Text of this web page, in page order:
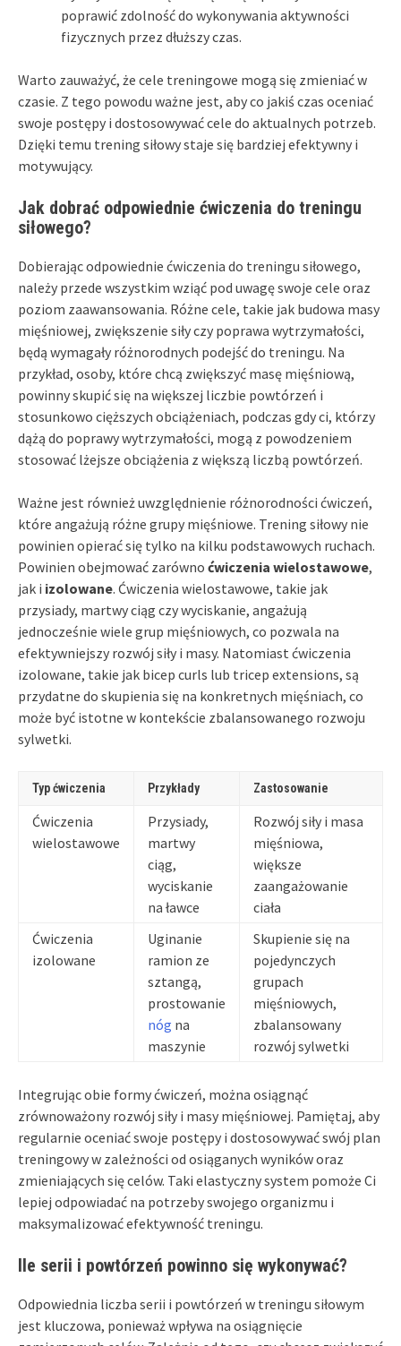
poprawić zdolność do wykonywania aktywności
fizycznych przez dłuższy czas.
Warto zauważyć, że cele treningowe mogą się zmieniać w
czasie. Z tego powodu ważne jest, aby co jakiś czas oceniać
swoje postępy i dostosowywać cele do aktualnych potrzeb.
Dzięki temu trening siłowy staje się bardziej efektywny i
motywujący.
Jak dobrać odpowiednie ćwiczenia do treningu
siłowego?
Dobierając odpowiednie ćwiczenia do treningu siłowego,
należy przede wszystkim wziąć pod uwagę swoje cele oraz
poziom zaawansowania. Różne cele, takie jak budowa masy
mięśniowej, zwiększenie siły czy poprawa wytrzymałości,
będą wymagały różnorodnych podejść do treningu. Na
przykład, osoby, które chcą zwiększyć masę mięśniową,
powinny skupić się na większej liczbie powtórzeń i
stosunkowo cięższych obciążeniach, podczas gdy ci, którzy
dążą do poprawy wytrzymałości, mogą z powodzeniem
stosować lżejsze obciążenia z większą liczbą powtórzeń.
Ważne jest również uwzględnienie różnorodności ćwiczeń,
które angażują różne grupy mięśniowe. Trening siłowy nie
powinien opierać się tylko na kilku podstawowych ruchach.
Powinien obejmować zarówno ćwiczenia wielostawowe,
jak i izolowane. Ćwiczenia wielostawowe, takie jak
przysiady, martwy ciąg czy wyciskanie, angażują
jednocześnie wiele grup mięśniowych, co pozwala na
efektywniejszy rozwój siły i masy. Natomiast ćwiczenia
izolowane, takie jak bicep curls lub tricep extensions, są
przydatne do skupienia się na konkretnych mięśniach, co
może być istotne w kontekście zbalansowanego rozwoju
sylwetki.
Typ ćwiczenia Przykłady Zastosowanie
Ćwiczenia
wielostawowe
Przysiady,
martwy
ciąg,
wyciskanie
na ławce
Rozwój siły i masa
mięśniowa,
większe
zaangażowanie
ciała
Ćwiczenia
izolowane
Uginanie
ramion ze
sztangą,
prostowanie
nóg na
maszynie
Skupienie się na
pojedynczych
grupach
mięśniowych,
zbalansowany
rozwój sylwetki
Integrując obie formy ćwiczeń, można osiągnąć
zrównoważony rozwój siły i masy mięśniowej. Pamiętaj, aby
regularnie oceniać swoje postępy i dostosowywać swój plan
treningowy w zależności od osiąganych wyników oraz
zmieniających się celów. Taki elastyczny system pomoże Ci
lepiej odpowiadać na potrzeby swojego organizmu i
maksymalizować efektywność treningu.
Ile serii i powtórzeń powinno się wykonywać?
Odpowiednia liczba serii i powtórzeń w treningu siłowym
jest kluczowa, ponieważ wpływa na osiągnięcie